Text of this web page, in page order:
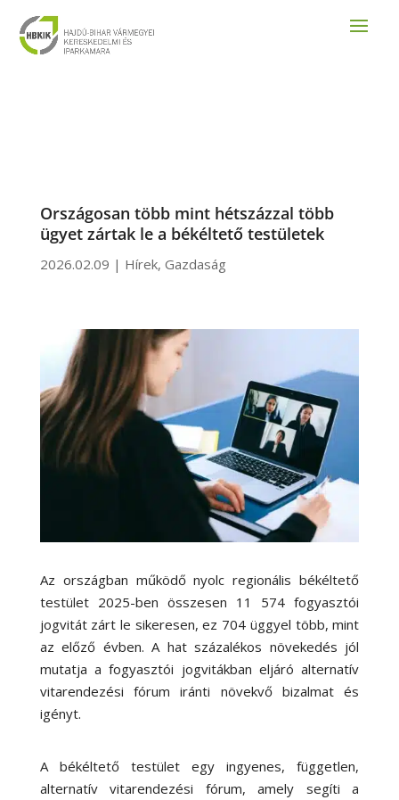
Országosan több mint hétszázzal több
ügyet zártak le a békéltető testületek
2026.02.09 | Hírek, Gazdaság
Az országban működő nyolc regionális békéltető
testület 2025-ben összesen 11 574 fogyasztói
jogvitát zárt le sikeresen, ez 704 üggyel több, mint
az előző évben. A hat százalékos növekedés jól
mutatja a fogyasztói jogvitákban eljáró alternatív
vitarendezési fórum iránti növekvő bizalmat és
igényt.
A békéltető testület egy ingyenes, független,
alternatív vitarendezési fórum, amely segíti a